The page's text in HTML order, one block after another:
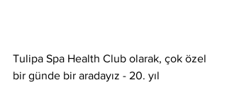
Tulipa Spa Health Club olarak, çok özel
bir günde bir aradayız - 20. yıl